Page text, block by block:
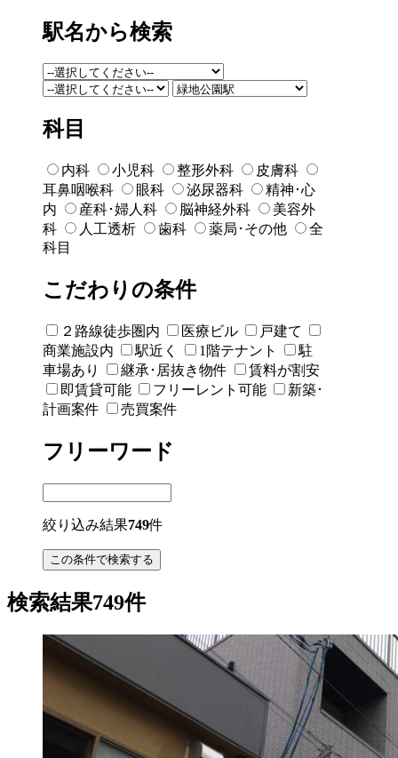
駅名から検索
科目
内科 小児科 整形外科
皮膚科
耳鼻咽喉科
眼科 泌尿器科
精神･心
内
産科･婦人科 脳神経外科
美容外
科
人工透析 歯科 薬局･その他
全
科目
こだわりの条件
２路線徒歩圏内 医療ビル
戸建て
商業施設内
駅近く 1階テナント
駐
車場あり
継承･居抜き物件
賃料が割安
即賃貸可能
フリーレント可能
新築･
計画案件
売買案件
フリーワード
絞り込み結果749件
検索結果749件